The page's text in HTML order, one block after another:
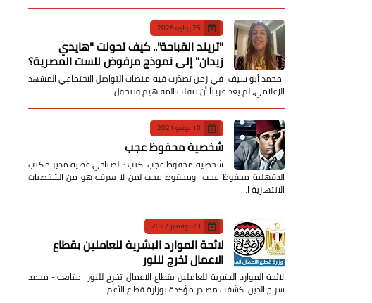
25 يوليو 2026
​"تريند القباحة".. كيف تحولت "هايدي
زيدان" إلى نموذج مرفوض للست المصرية؟
​ محمد أبو سيف ​في زمن تصدّرت فيه منصات التواصل الاجتماعي المشهد
الإعلامي، لم يعد غريباً أن تنقلب المفاهيم وتتحول …
10 يونيو 2021
شخصية محفوظ عجب
شخصية محفوظ عجب كتب : الصباحي عطية مدير مكتب
الدقهلية محفوظ عجب ومحفوظ عجب لمن لا يعرفه هو من الشخصيات
الانتهازية ا…
23 نوفمبر 2022
لائحة الموارد البشرية للعاملين بقطاع
الاعمال تخرج للنور
لائحة الموارد البشرية للعاملين بقطاع الاعمال تخرج للنور متابعه:- محمد
سراج الدين كشفت مصادر مؤكدة بوزارة قطاع الأعم…